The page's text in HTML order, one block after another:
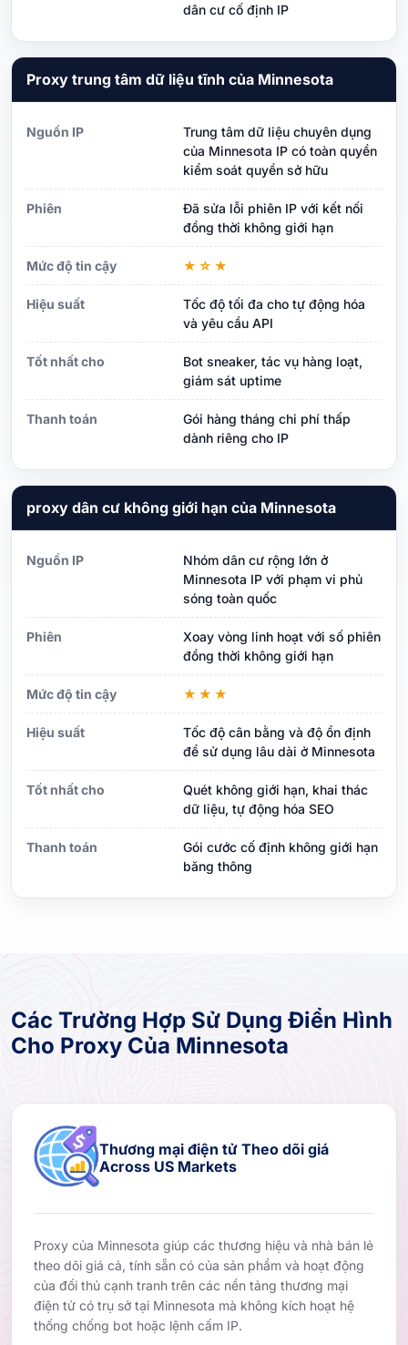
dân cư cố định IP
Proxy trung tâm dữ liệu tĩnh của Minnesota
Nguồn IP
Trung tâm dữ liệu chuyên dụng
của Minnesota IP có toàn quyền
kiểm soát quyền sở hữu
Phiên
Đã sửa lỗi phiên IP với kết nối
đồng thời không giới hạn
Mức độ tin cậy ★☆★
Hiệu suất
Tốc độ tối đa cho tự động hóa
và yêu cầu API
Tốt nhất cho
Bot sneaker, tác vụ hàng loạt,
giám sát uptime
Thanh toán
Gói hàng tháng chi phí thấp
dành riêng cho IP
proxy dân cư không giới hạn của Minnesota
Nguồn IP
Nhóm dân cư rộng lớn ở
Minnesota IP với phạm vi phủ
sóng toàn quốc
Phiên
Xoay vòng linh hoạt với số phiên
đồng thời không giới hạn
Mức độ tin cậy ★★★
Hiệu suất
Tốc độ cân bằng và độ ổn định
để sử dụng lâu dài ở Minnesota
Tốt nhất cho
Quét không giới hạn, khai thác
dữ liệu, tự động hóa SEO
Thanh toán
Gói cước cố định không giới hạn
băng thông
Các Trường Hợp Sử Dụng Điển Hình
Cho Proxy Của Minnesota
Thương mại điện tử Theo dõi giá
Across US Markets
Proxy của Minnesota giúp các thương hiệu và nhà bán lẻ
theo dõi giá cả, tính sẵn có của sản phẩm và hoạt động
của đối thủ cạnh tranh trên các nền tảng thương mại
điện tử có trụ sở tại Minnesota mà không kích hoạt hệ
thống chống bot hoặc lệnh cấm IP.